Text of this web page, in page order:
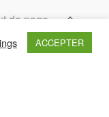
de page
ACCEPTER